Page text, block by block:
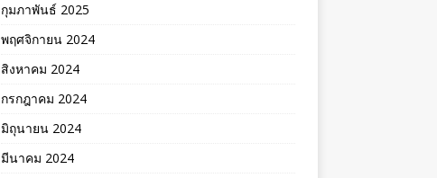
กุมภาพันธ์ 2025
พฤศจิกายน 2024
สิงหาคม 2024
กรกฎาคม 2024
มิถุนายน 2024
มีนาคม 2024